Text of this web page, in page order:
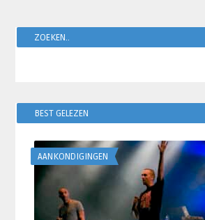
ZOEKEN..
BEST GELEZEN
AANKONDIGINGEN